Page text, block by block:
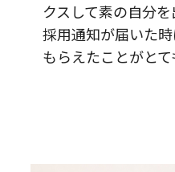
クスして素の自分
採用通知が届いた
もらえたことがとて